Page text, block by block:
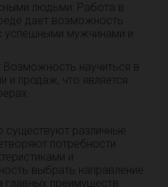
людьми: Работа в
дает возможность
успешными мужчинами и
Возможность научиться в
и продаж, что является
существуют различные
потребности
и
выбрать направление
преимуществ.